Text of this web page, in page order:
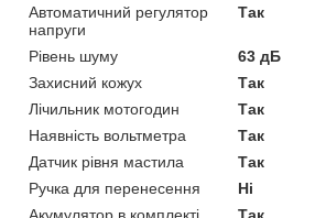
Автоматичний регулятор
напруги
Так
Рівень шуму
63 дБ
Захисний кожух
Так
Лічильник мотогодин
Так
Наявність вольтметра
Так
Датчик рівня мастила
Так
Ручка для перенесення
Ні
Акумулятор в комплекті
Так